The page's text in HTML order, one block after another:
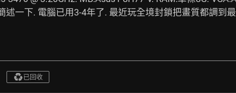
述一下. 電腦已用3-4年了. 最近玩全境封鎖把畫質都調到
已回收